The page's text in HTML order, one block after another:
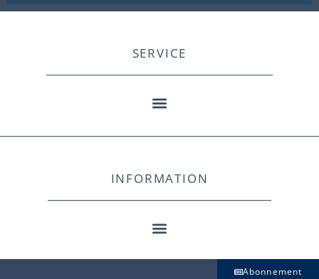
SERVICE
INFORMATION
Abonnement